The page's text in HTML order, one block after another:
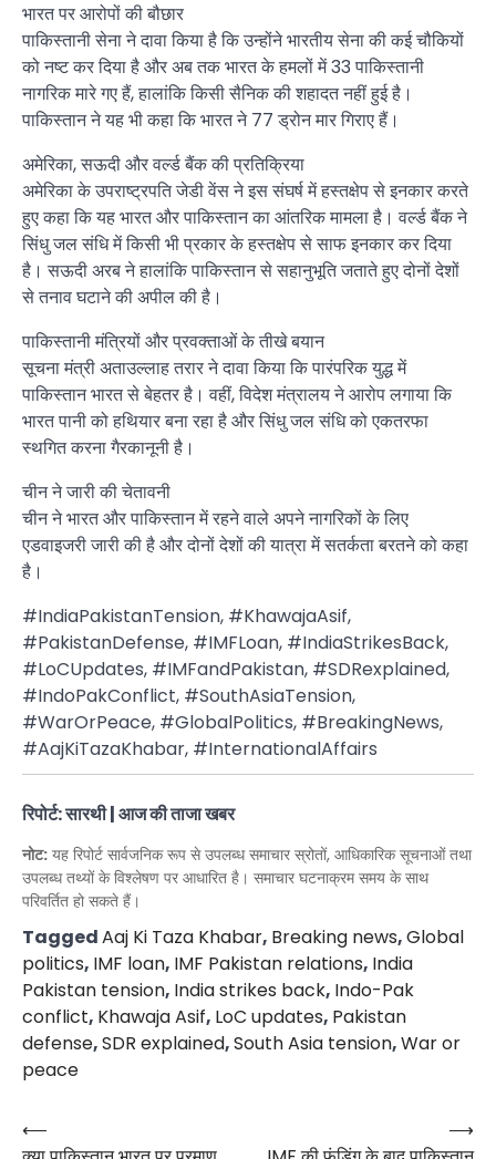
भारत पर आरोपों की बौछार
पाकिस्तानी सेना ने दावा किया है कि उन्होंने भारतीय सेना की कई चौकियों
को नष्ट कर दिया है और अब तक भारत के हमलों में 33 पाकिस्तानी
नागरिक मारे गए हैं, हालांकि किसी सैनिक की शहादत नहीं हुई है।
पाकिस्तान ने यह भी कहा कि भारत ने 77 ड्रोन मार गिराए हैं।
अमेरिका, सऊदी और वर्ल्ड बैंक की प्रतिक्रिया
अमेरिका के उपराष्ट्रपति जेडी वेंस ने इस संघर्ष में हस्तक्षेप से इनकार करते
हुए कहा कि यह भारत और पाकिस्तान का आंतरिक मामला है। वर्ल्ड बैंक ने
सिंधु जल संधि में किसी भी प्रकार के हस्तक्षेप से साफ इनकार कर दिया
है। सऊदी अरब ने हालांकि पाकिस्तान से सहानुभूति जताते हुए दोनों देशों
से तनाव घटाने की अपील की है।
पाकिस्तानी मंत्रियों और प्रवक्ताओं के तीखे बयान
सूचना मंत्री अताउल्लाह तरार ने दावा किया कि पारंपरिक युद्ध में
पाकिस्तान भारत से बेहतर है। वहीं, विदेश मंत्रालय ने आरोप लगाया कि
भारत पानी को हथियार बना रहा है और सिंधु जल संधि को एकतरफा
स्थगित करना गैरकानूनी है।
चीन ने जारी की चेतावनी
चीन ने भारत और पाकिस्तान में रहने वाले अपने नागरिकों के लिए
एडवाइजरी जारी की है और दोनों देशों की यात्रा में सतर्कता बरतने को कहा
है।
#IndiaPakistanTension, #KhawajaAsif,
#PakistanDefense, #IMFLoan, #IndiaStrikesBack,
#LoCUpdates, #IMFandPakistan, #SDRexplained,
#IndoPakConflict, #SouthAsiaTension,
#WarOrPeace, #GlobalPolitics, #BreakingNews,
#AajKiTazaKhabar, #InternationalAffairs
रिपोर्ट: सारथी | आज की ताजा खबर
नोट: यह रिपोर्ट सार्वजनिक रूप से उपलब्ध समाचार स्रोतों, आधिकारिक सूचनाओं तथा
उपलब्ध तथ्यों के विश्लेषण पर आधारित है। समाचार घटनाक्रम समय के साथ
परिवर्तित हो सकते हैं।
TaggedAaj Ki Taza Khabar, Breaking news,Global
politics, IMF loan, IMF Pakistan relations, India
Pakistan tension, India strikes back, Indo-Pak
conflict, Khawaja Asif, LoC updates, Pakistan
defense,SDR explained,South Asia tension,War or
peace
Post
⟵
⟶